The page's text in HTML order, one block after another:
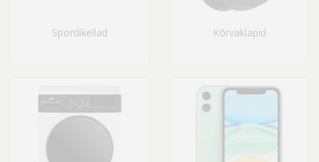
Spordikellad Kõrvaklapid